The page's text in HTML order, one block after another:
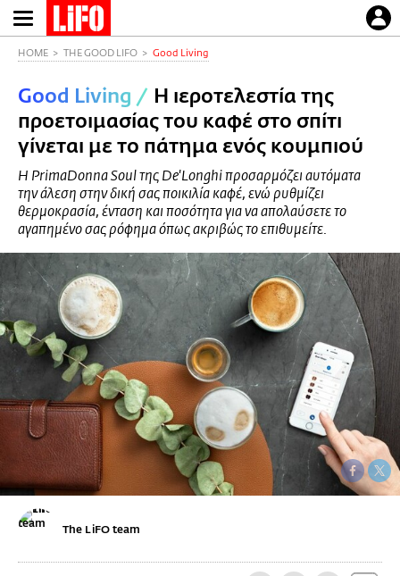
Παράκαμψη
προς
περιεχόμενο
HOME THE GOOD LIFO Good Living
Good Living / Η ιεροτελεστία της
προετοιμασίας του καφέ στο σπίτι
γίνεται με το πάτημα ενός κουμπιού
Η PrimaDonna Soul της De'Longhi προσαρμόζει αυτόματα
την άλεση στην δική σας ποικιλία καφέ, ενώ ρυθμίζει
θερμοκρασία, ένταση και ποσότητα για να απολαύσετε το
αγαπημένο σας ρόφημα όπως ακριβώς το επιθυμείτε.
The LiFO team